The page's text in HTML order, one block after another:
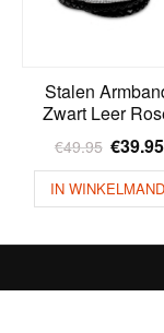
Stalen
Zwart Leer
€49.95 €39.95
IN WINKELMAND